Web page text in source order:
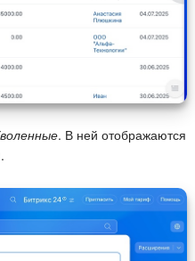
. В ней отображаются